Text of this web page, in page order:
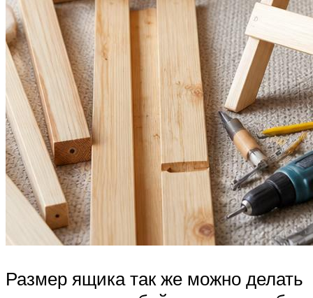
Размер ящика так же можно делать